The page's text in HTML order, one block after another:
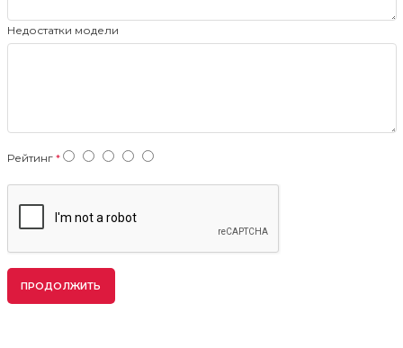
Недостатки модели
Рейтинг
ПРОДОЛЖИТЬ